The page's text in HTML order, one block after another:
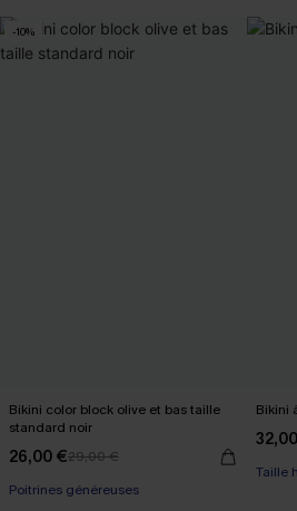
-10%
Bikini color block olive et bas taille
standard noir
26,00 €29,00 €
Poitrines généreuses
Bikini
Taille